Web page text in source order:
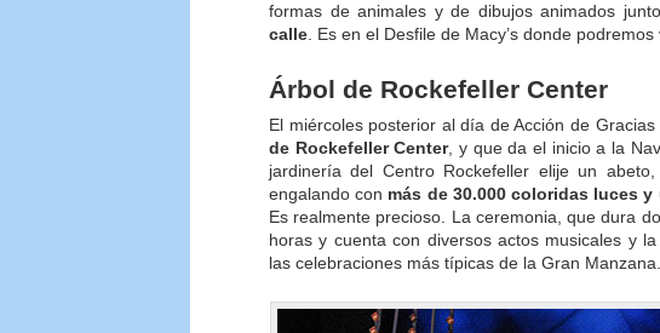
formas de animales y de dibujos animados
calle. Es en el Desfile de Macy’s donde
Árbol de Rockefeller Center
El miércoles posterior al día de Acción de
de Rockefeller Center, y que da el inicio a la
jardinería del Centro Rockefeller elije un
engalando con más de 30.000 coloridas luces
Es realmente precioso. La ceremonia, que dura
horas y cuenta con diversos actos musicales y
las celebraciones más típicas de la Gran